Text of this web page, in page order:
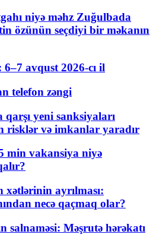
niyə məhz Zuğulbada
özünün seçdiyi bir məkanın
6–7 avqust 2026-cı il
telefon zəngi
qarşı yeni sanksiyaları
risklər və imkanlar yaradır
min vakansiya niyə
xətlərinin ayrılması:
necə qaçmaq olar?
salnaməsi: Məşrutə hərəkatı